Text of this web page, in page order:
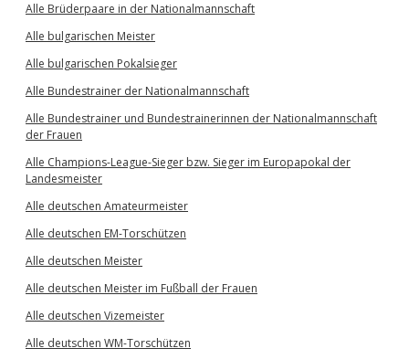
Alle Brüderpaare in der Nationalmannschaft
Alle bulgarischen Meister
Alle bulgarischen Pokalsieger
Alle Bundestrainer der Nationalmannschaft
Alle Bundestrainer und Bundestrainerinnen der Nationalmannschaft
der Frauen
Alle Champions-League-Sieger bzw. Sieger im Europapokal der
Landesmeister
Alle deutschen Amateurmeister
Alle deutschen EM-Torschützen
Alle deutschen Meister
Alle deutschen Meister im Fußball der Frauen
Alle deutschen Vizemeister
Alle deutschen WM-Torschützen